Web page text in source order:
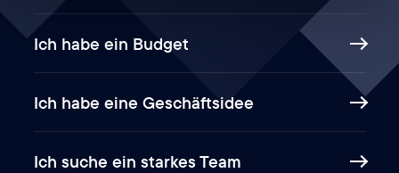
Ich habe ein Budget
Ich habe eine Geschäftsidee
Ich suche ein starkes Team